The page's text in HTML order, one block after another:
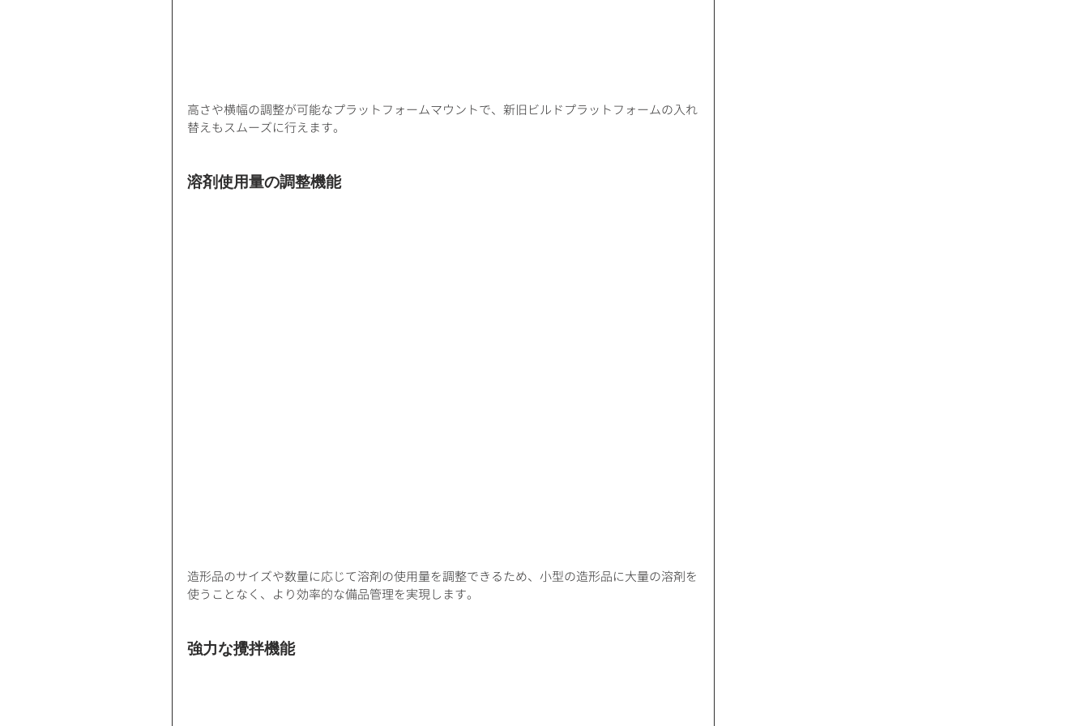
高さや横幅の調整が可能なプラットフォームマウントで、新旧ビルドプラットフォームの入れ
替えもスムーズに行えます。
溶剤使用量の調整機能
造形品のサイズや数量に応じて溶剤の使用量を調整できるため、小型の造形品に大量の溶剤を
使うことなく、より効率的な備品管理を実現します。
強力な攪拌機能